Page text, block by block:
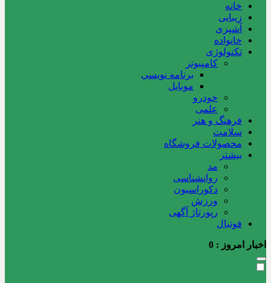
خانه
زیبایی
آشپزی
خانواده
تکنولوژی
کامپیوتر
برنامه نویسی
موبایل
خودرو
علمی
فرهنگ و هنر
سلامت
محصولات فروشگاه
بیشتر
مد
روانشناسی
دکوراسیون
ورزش
رپورتاژ آگهی
فوتبال
اخبار امروز : 0